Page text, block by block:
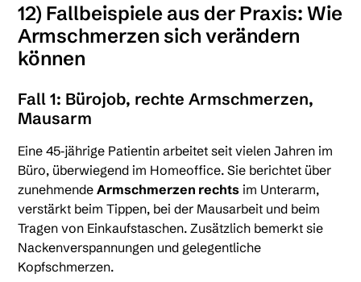
12) Fallbeispiele aus der Praxis: Wie
Armschmerzen sich verändern
können
Fall 1: Bürojob, rechte Armschmerzen,
Mausarm
Eine 45‑jährige Patientin arbeitet seit vielen Jahren im
Büro, überwiegend im Homeoffice. Sie berichtet über
zunehmendeArmschmerzen rechts im Unterarm,
verstärkt beim Tippen, bei der Mausarbeit und beim
Tragen von Einkaufstaschen. Zusätzlich bemerkt sie
Nackenverspannungen und gelegentliche
Kopfschmerzen.